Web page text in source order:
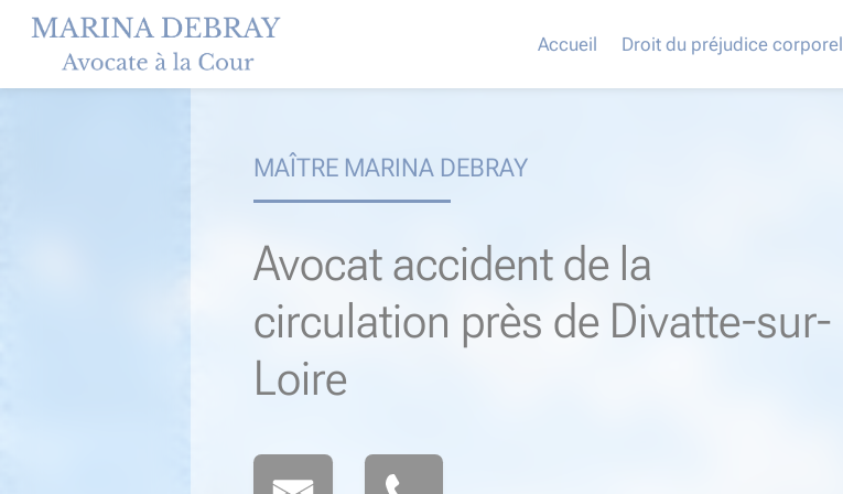
Accueil Droit du préjudice corporel
MAÎTRE MARINA DEBRAY
Avocat accident de la
circulation près de Divatte-sur-
Loire